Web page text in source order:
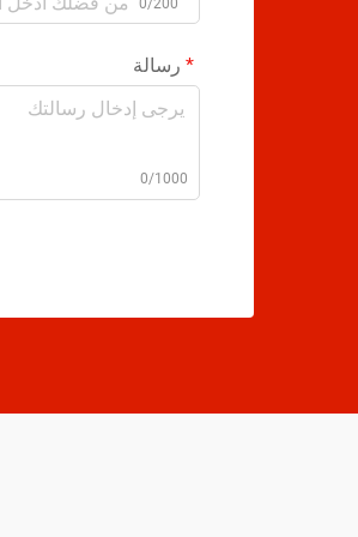
0/200
رسالة
0/1000